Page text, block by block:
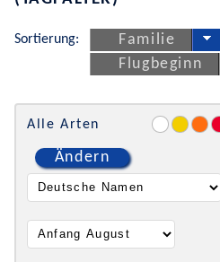
Sortierung: Familie
Flugbeginn
Alle Arten
Ändern